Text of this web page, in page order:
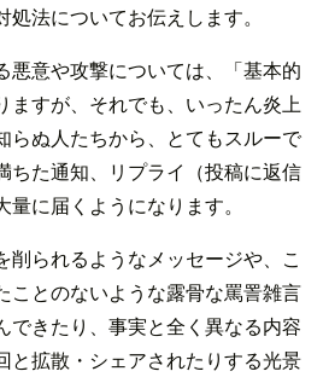
法についてお伝えします。
悪意や攻撃については、「基本的
ますが、それでも、いったん炎上
らぬ人たちから、とてもスルーで
ちた通知、リプライ（投稿に返信
に届くようになります。
削られるようなメッセージや、こ
ことのないような露骨な罵詈雑言
できたり、事実と全く異なる内容
と拡散・シェアされたりする光景